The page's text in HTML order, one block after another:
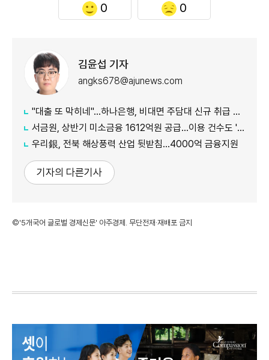
0 0
김윤섭 기자
angks678@ajunews.com
"대출 또 막히네"…하나은행, 비대면 주담대 신규 취급 중단
서금원, 상반기 미소금융 1612억원 공급…이용 건수도 '역대 최대'
우리銀, 전북 해상풍력 산업 뒷받침…4000억 금융지원
기자의 다른기사
©'5개국어 글로벌 경제신문' 아주경제. 무단전재·재배포 금지